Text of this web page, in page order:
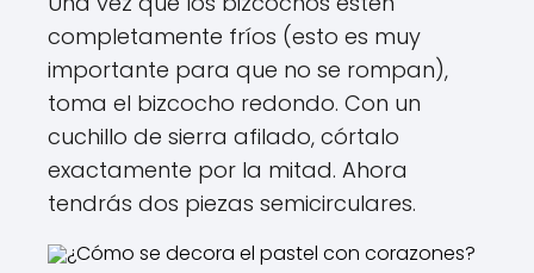
completamente fríos (esto es muy
importante para que no se rompan),
toma el bizcocho redondo. Con un
cuchillo de sierra afilado, córtalo
exactamente por la mitad. Ahora
tendrás dos piezas semicirculares.